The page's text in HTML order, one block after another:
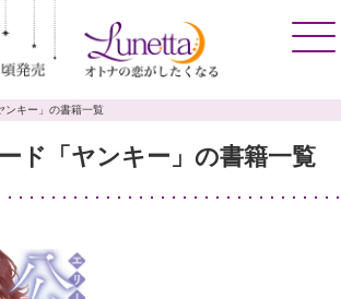
ンキー」の書籍一覧
ド「ヤンキー」の書籍一覧